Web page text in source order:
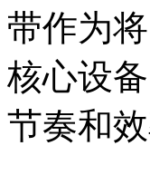
带作为
核心设
节奏和